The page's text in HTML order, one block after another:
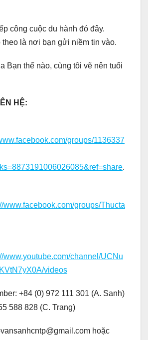
công cuộc du hành đó đây.
là nơi bạn gửi niềm tin vào.
Bạn thế nào, cùng tôi vẽ nên tuổi
HỆ:
groups/1136337
.
www.facebook.com/groups/Thucta
www.youtube.com/channel/UCNu
videos
+84 (0) 972 111 301 (A. Sanh)
588 828 (C. Trang)
hoặc